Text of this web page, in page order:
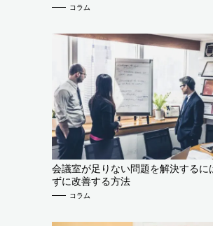
コラム
会議室が足りない問題を解決するに
ずに改善する方法
コラム